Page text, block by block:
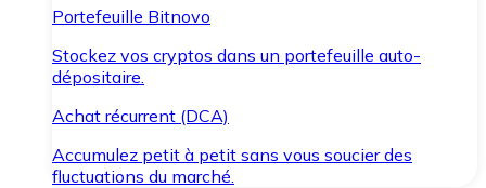
Portefeuille Bitnovo
Stockez vos cryptos dans un portefeuille auto-
dépositaire.
Achat récurrent (DCA)
Accumulez petit à petit sans vous soucier des
fluctuations du marché.